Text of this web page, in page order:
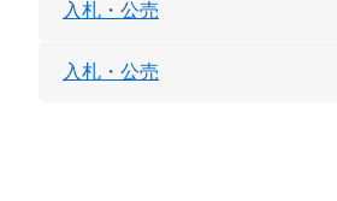
入札・公売
入札・公売